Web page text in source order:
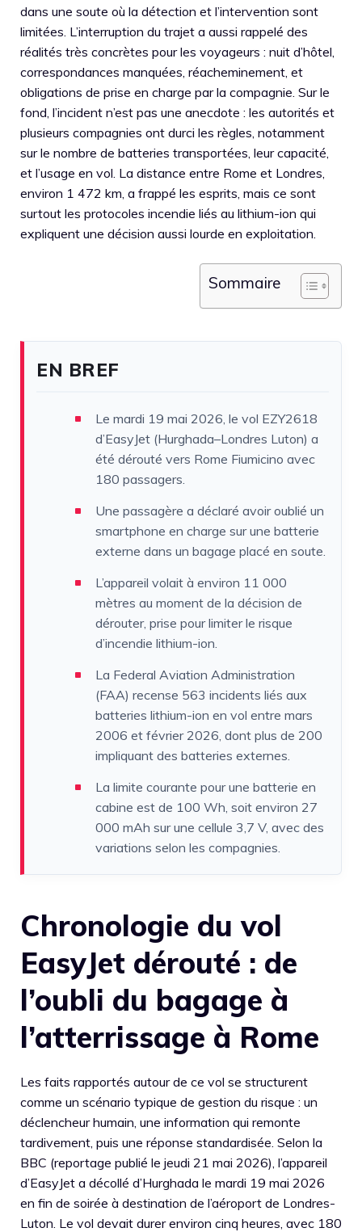
dans une soute où la détection et l’intervention sont
limitées. L’interruption du trajet a aussi rappelé des
réalités très concrètes pour les voyageurs : nuit d’hôtel,
correspondances manquées, réacheminement, et
obligations de prise en charge par la compagnie. Sur le
fond, l’incident n’est pas une anecdote : les autorités et
plusieurs compagnies ont durci les règles, notamment
sur le nombre de batteries transportées, leur capacité,
et l’usage en vol. La distance entre Rome et Londres,
environ 1 472 km, a frappé les esprits, mais ce sont
surtout les protocoles incendie liés au lithium-ion qui
expliquent une décision aussi lourde en exploitation.
Sommaire
EN BREF
Le mardi 19 mai 2026, le vol EZY2618
d’EasyJet (Hurghada–Londres Luton) a
été dérouté vers Rome Fiumicino avec
180 passagers.
Une passagère a déclaré avoir oublié un
smartphone en charge sur une batterie
externe dans un bagage placé en soute.
L’appareil volait à environ 11 000
mètres au moment de la décision de
dérouter, prise pour limiter le risque
d’incendie lithium-ion.
La Federal Aviation Administration
(FAA) recense 563 incidents liés aux
batteries lithium-ion en vol entre mars
2006 et février 2026, dont plus de 200
impliquant des batteries externes.
La limite courante pour une batterie en
cabine est de 100 Wh, soit environ 27
000 mAh sur une cellule 3,7 V, avec des
variations selon les compagnies.
Chronologie du vol
EasyJet dérouté : de
l’oubli du bagage à
l’atterrissage à Rome
Les faits rapportés autour de ce vol se structurent
comme un scénario typique de gestion du risque : un
déclencheur humain, une information qui remonte
tardivement, puis une réponse standardisée. Selon la
BBC (reportage publié le jeudi 21 mai 2026), l’appareil
d’EasyJet a décollé d’Hurghada le mardi 19 mai 2026
en fin de soirée à destination de l’aéroport de Londres-
Luton. Le vol devait durer environ cinq heures, avec 180